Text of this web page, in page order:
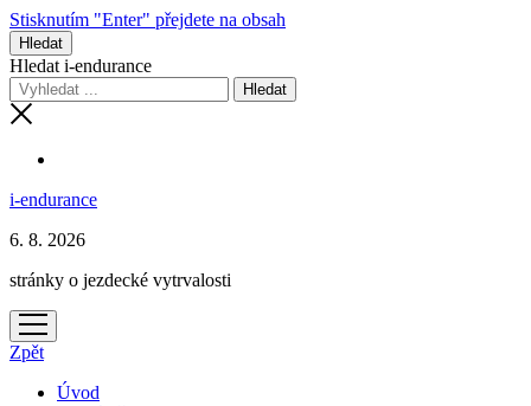
Stisknutím "Enter" přejdete na obsah
Hledat
Hledat i-endurance
i-endurance
6. 8. 2026
stránky o jezdecké vytrvalosti
otevřít
menu
Zpět
Úvod